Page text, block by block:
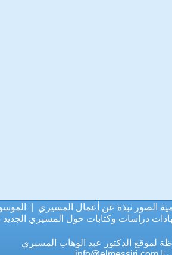
الصور نبذة عن أعمال المسيري
دراسات وكتابات حول المسيري الجديد
لموقع الدكتور عبد الوهاب المسيري